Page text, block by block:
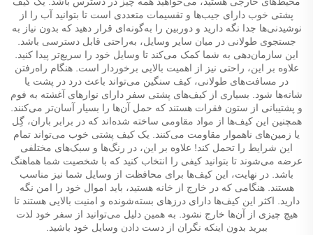
پشتی خوب دارای جیب‌ها و تقسیمات متعددی است تا بتوانید آب را از
نوشیدنی‌ها جدا نگه دارید و دوربین را به‌گونه‌ای قرار دهید که بدون نیاز به
جستجوی طولانی در میان سایر وسایل، به‌راحتی قابل دسترسی باشد.
این سازمان‌دهی به شما کمک می‌کند تا وسایل خود را سریع‌تر پیدا کنید.
علاوه بر این، راحتی نیز از اهمیت بالایی برخوردار است. هنگام راه‌رفتن
در مسافت‌های طولانی، کیف سنگین می‌تواند باعث درد در پشت یا
شانه‌ها شود. بسیاری از کیف‌های پشتی سفر دارای نوارهای آغشته به فوم
و پشتیبانی از ستون فقرات هستند که حمل آن‌ها را بسیار آسان‌تر می‌کنند.
همچنین این کیف‌ها از مواد مقاومی ساخته شده‌اند که در برابر باران، گِل
یا زمین‌های ناهموار مقاومت می‌کنند. یک کیف پشتی خوب می‌تواند تمام
این شرایط را تحمل کند! علاوه بر این، در رنگ‌ها و سبک‌های مختلفی
عرضه می‌شوند تا بتوانید کیفی را انتخاب کنید که با شخصیت شما هماهنگ
باشد. در نهایت، این کیف‌ها برای محافظت از وسایل شما نیز مناسب
هستند. هنگامی که در خارج از خانه هستید، باید اموال خود را امن نگه
دارید. اکثر این کیف‌ها دارای درزهای بسته‌شونده و امنیت بالایی هستند تا
هیچ چیزی از آن‌ها خارج نشود. به همین دلیل می‌توانید از سفر خود لذت
ببرید بدون اینکه نگران از دست دادن وسایل خود باشید.